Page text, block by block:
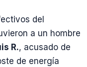
del
a un hombre
R., acusado de
de energía